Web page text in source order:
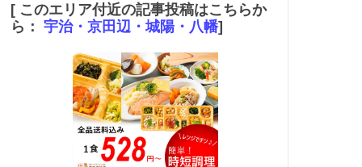
[ このエリア付近の記事投稿はこちらか
ら： 宇治・京田辺・城陽・八幡]